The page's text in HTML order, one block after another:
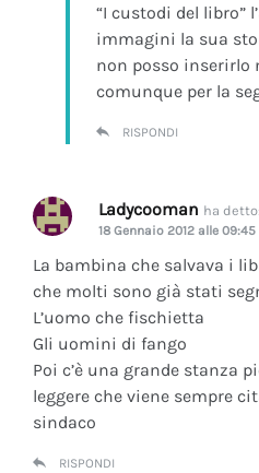
“I custodi del libro”
immagini la sua
non posso inserirlo
comunque per la
RISPONDI
Ladycooman ha detto:
18 Gennaio 2012 alle 09:45
La bambina che salvava i
che molti sono già stati
L’uomo che fischietta
Gli uomini di fango
Poi c’è una grande stanza
leggere che viene sempre
sindaco
RISPONDI